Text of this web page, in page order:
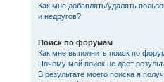
Как мне добавлять/удалять
и недругов?
Поиск по форумам
Как мне выполнить поиск по
Почему мой поиск не даёт
В результате моего поиска я